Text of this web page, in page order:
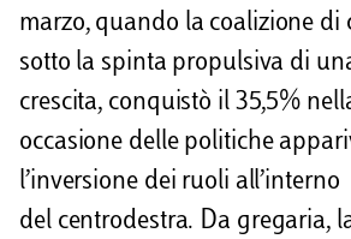
marzo, quando la coalizione di
sotto la spinta propulsiva di
crescita, conquistò il 35,5%
occasione delle politiche
l’inversione dei ruoli all’interno
del centrodestra. Da gregaria,